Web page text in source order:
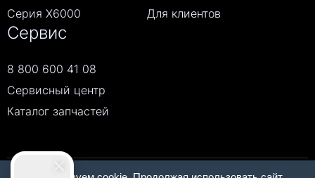
Серия Х6000
Для клиентов
Сервис
8 800 600 41 08
Сервисный центр
Каталог запчастей